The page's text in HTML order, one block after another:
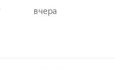
вчера